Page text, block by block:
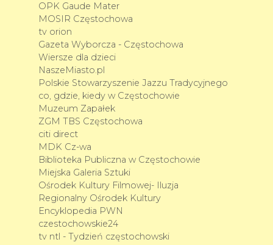
OPK Gaude Mater
MOSIR Częstochowa
tv orion
Gazeta Wyborcza - Częstochowa
Wiersze dla dzieci
NaszeMiasto.pl
Polskie Stowarzyszenie Jazzu Tradycyjnego
co, gdzie, kiedy w Częstochowie
Muzeum Zapałek
ZGM TBS Częstochowa
citi direct
MDK Cz-wa
Biblioteka Publiczna w Częstochowie
Miejska Galeria Sztuki
Ośrodek Kultury Filmowej- Iluzja
Regionalny Ośrodek Kultury
Encyklopedia PWN
czestochowskie24
tv ntl - Tydzień częstochowski